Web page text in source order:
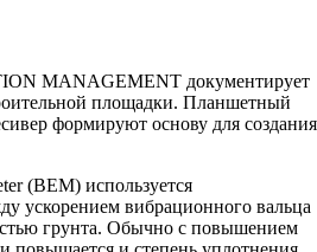
MANAGEMENT документирует
площадки. Планшетный
формируют основу для создания
(BEM) используется
ускорением вибрационного вальца
грунта. Обычно с повышением